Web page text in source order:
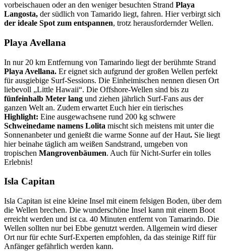
vorbeischauen oder an den weniger besuchten Strand Playa
Langosta, der südlich von Tamarido liegt, fahren. Hier verbirgt sich
der ideale Spot zum entspannen, trotz herausfordernder Wellen.
Playa Avellana
In nur 20 km Entfernung von Tamarindo liegt der berühmte Strand
Playa Avellana. Er eignet sich aufgrund der großen Wellen perfekt
für ausgiebige Surf-Sessions. Die Einheimischen nennen diesen Ort
liebevoll „Little Hawaii“. Die Offshore-Wellen sind bis zu
fünfeinhalb Meter lang und ziehen jährlich Surf-Fans aus der
ganzen Welt an. Zudem erwartet Euch hier ein tierisches
Highlight: Eine ausgewachsene rund 200 kg schwere
Schweinedame namens Lolita mischt sich meistens mit unter die
Sonnenanbeter und genießt die warme Sonne auf der Haut. Sie liegt
hier beinahe täglich am weißen Sandstrand, umgeben von
tropischen Mangrovenbäumen. Auch für Nicht-Surfer ein tolles
Erlebnis!
Isla Capitan
Isla Capitan ist eine kleine Insel mit einem felsigen Boden, über dem
die Wellen brechen. Die wunderschöne Insel kann mit einem Boot
erreicht werden und ist ca. 40 Minuten entfernt von Tamarindo. Die
Wellen sollten nur bei Ebbe genutzt werden. Allgemein wird dieser
Ort nur für echte Surf-Experten empfohlen, da das steinige Riff für
Anfänger gefährlich werden kann.